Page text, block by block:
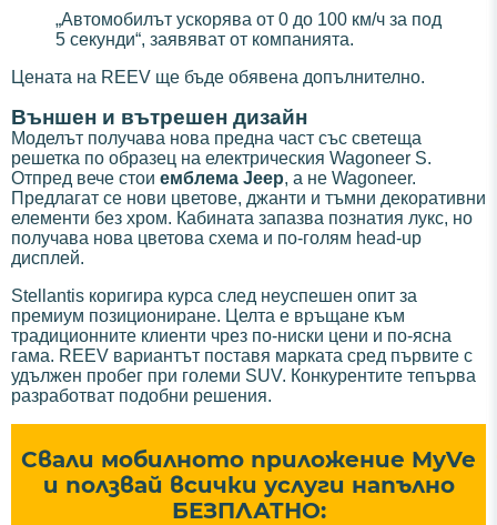
„Автомобилът ускорява от 0 до 100 км/ч за под
5 секунди“, заявяват от компанията.
Цената на REEV ще бъде обявена допълнително.
Външен и вътрешен дизайн
Моделът получава нова предна част със светеща
решетка по образец на електрическия Wagoneer S.
Отпред вече стои емблема Jeep, а не Wagoneer.
Предлагат се нови цветове, джанти и тъмни декоративни
елементи без хром. Кабината запазва познатия лукс, но
получава нова цветова схема и по-голям head-up
дисплей.
Stellantis коригира курса след неуспешен опит за
премиум позициониране. Целта е връщане към
традиционните клиенти чрез по-ниски цени и по-ясна
гама. REEV вариантът поставя марката сред първите с
удължен пробег при големи SUV. Конкурентите тепърва
разработват подобни решения.
Свали мобилното приложение MyVe
и ползвай всички услуги напълно
БЕЗПЛАТНО: